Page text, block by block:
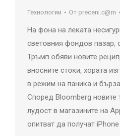
Технологии От preceni.c@m
На фона на леката
световния фондов пазар,
Тръмп обяви новите
вносните стоки, хората
в режим на паника и
Според Bloomberg новите
лудост в магазините на
опитват да получат